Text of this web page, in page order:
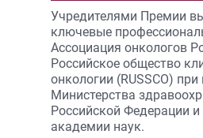
Учредителями Премии
ключевые
Ассоциация онкологов
Российское общество
онкологии (RUSSCO)
Министерства
Российской Федерации и
академии наук.